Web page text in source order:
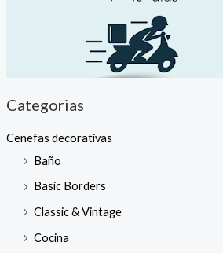
Categorias
Cenefas decorativas
Baño
Basic Borders
Classic & Vintage
Cocina